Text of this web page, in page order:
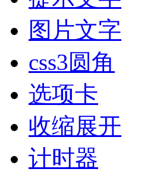
图片文字
css3圆角
选项卡
收缩展开
计时器